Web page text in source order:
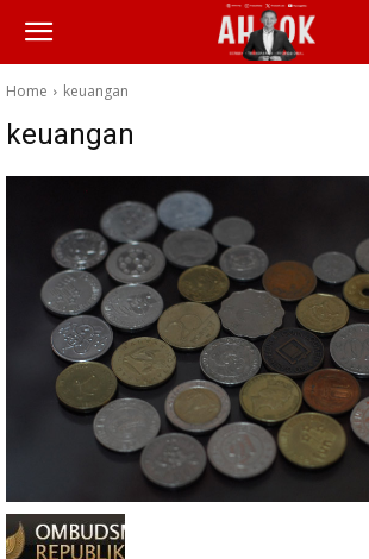
Home keuangan
keuangan